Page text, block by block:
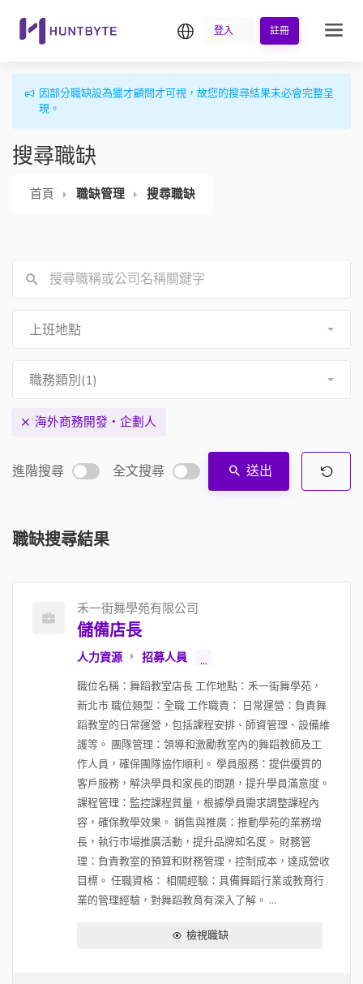
繁中登入 註冊
因部分職缺設為獵才顧問才可視，故您的搜尋結果未必會完整呈
現。
搜尋職缺
首頁 職缺管理 搜尋職缺
上班地點
職務類別(1)
海外商務開發・企劃人
進階搜尋 全文搜尋 送出
職缺搜尋結果
禾一街舞學苑有限公司
儲備店長
人力資源 招募人員 ...
職位名稱：舞蹈教室店長 工作地點：禾一街舞學苑，
新北市 職位類型：全職 工作職責： 日常運營：負責舞
蹈教室的日常運營，包括課程安排、師資管理、設備維
護等。 團隊管理：領導和激勵教室內的舞蹈教師及工
作人員，確保團隊協作順利。 學員服務：提供優質的
客戶服務，解決學員和家長的問題，提升學員滿意度。
課程管理：監控課程質量，根據學員需求調整課程內
容，確保教學效果。 銷售與推廣：推動學苑的業務增
長，執行市場推廣活動，提升品牌知名度。 財務管
理：負責教室的預算和財務管理，控制成本，達成營收
目標。 任職資格： 相關經驗：具備舞蹈行業或教育行
業的管理經驗，對舞蹈教育有深入了解。 ...
檢視職缺